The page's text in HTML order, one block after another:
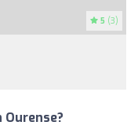
5 (3)